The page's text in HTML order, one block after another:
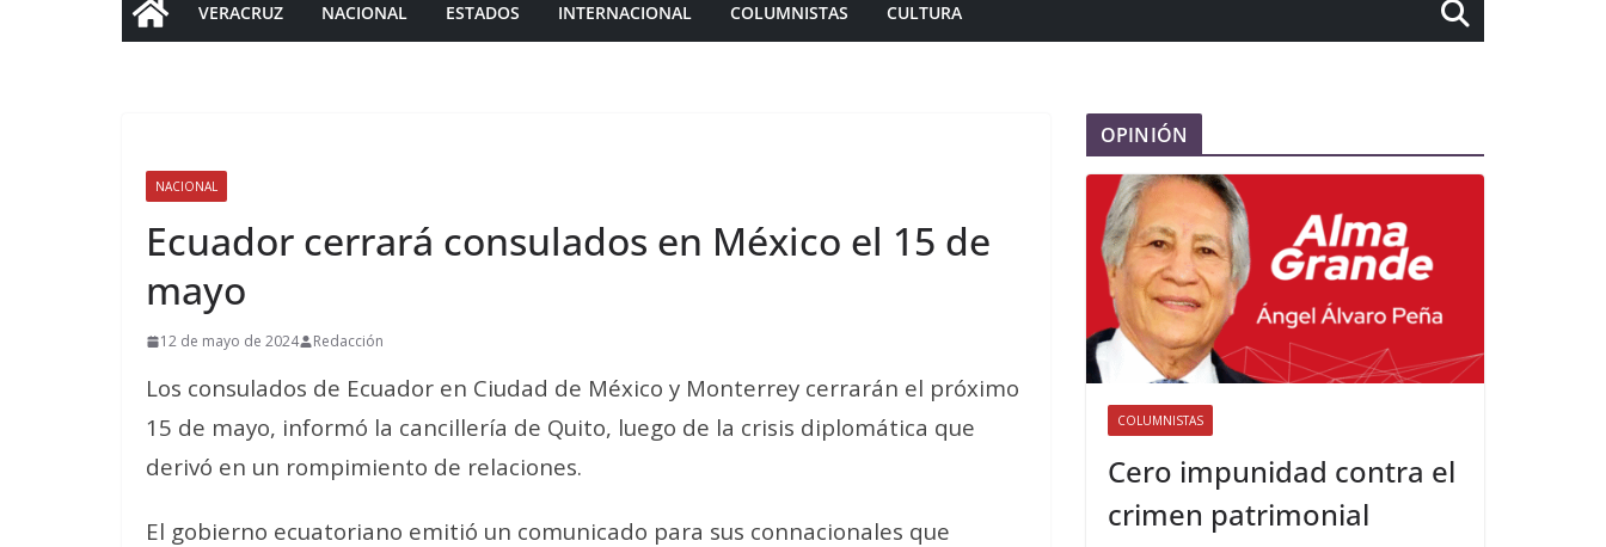
VERACRUZ NACIONAL ESTADOS INTERNACIONAL COLUMNISTAS CULTURA
NACIONAL
Ecuador cerrará consulados en México el 15 de
mayo
12 de mayo de 2024 Redacción
Los consulados de Ecuador en Ciudad de México y Monterrey cerrarán el próximo
15 de mayo, informó la cancillería de Quito, luego de la crisis diplomática que
derivó en un rompimiento de relaciones.
El gobierno ecuatoriano emitió un comunicado para sus connacionales que
OPINIÓN
COLUMNISTAS
Cero impunidad contra el
crimen patrimonial